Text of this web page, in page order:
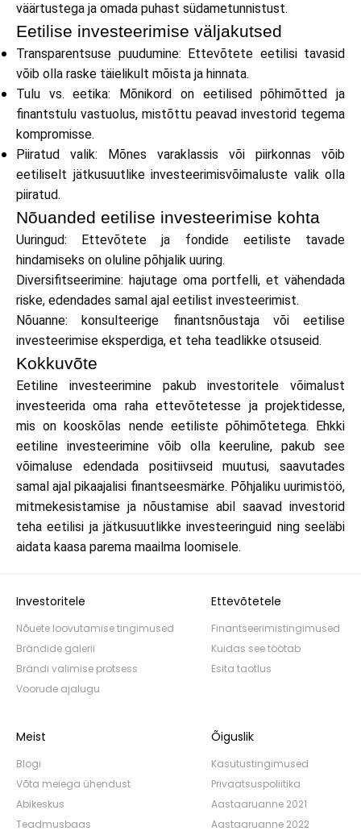
ask@scrambleup.com
+372 712 2955
väärtustega ja omada puhast südametunnistust.
Eetilise investeerimise väljakutsed
Transparentsuse puudumine: Ettevõtete eetilisi tavasid
võib olla raske täielikult mõista ja hinnata.
Tulu vs. eetika: Mõnikord on eetilised põhimõtted ja
finantstulu vastuolus, mistõttu peavad investorid tegema
kompromisse.
Piiratud valik: Mõnes varaklassis või piirkonnas võib
eetiliselt jätkusuutlike investeerimisvõimaluste valik olla
piiratud.
Nõuanded eetilise investeerimise kohta
Uuringud: Ettevõtete ja fondide eetiliste tavade
hindamiseks on oluline põhjalik uuring.
Diversifitseerimine: hajutage oma portfelli, et vähendada
riske, edendades samal ajal eetilist investeerimist.
Nõuanne: konsulteerige finantsnõustaja või eetilise
investeerimise eksperdiga, et teha teadlikke otsuseid.
Kokkuvõte
Eetiline investeerimine pakub investoritele võimalust
investeerida oma raha ettevõtetesse ja projektidesse,
mis on kooskõlas nende eetiliste põhimõtetega. Ehkki
eetiline investeerimine võib olla keeruline, pakub see
võimaluse edendada positiivseid muutusi, saavutades
samal ajal pikaajalisi finantseesmärke. Põhjaliku uurimistöö,
mitmekesistamise ja nõustamise abil saavad investorid
teha eetilisi ja jätkusuutlikke investeeringuid ning seeläbi
aidata kaasa parema maailma loomisele.
Investoritele
Nõuete loovutamise tingimused
Brändide galerii
Brändi valimise protsess
Voorude ajalugu
Ettevõtetele
Finantseerimistingimused
Kuidas see töötab
Esita taotlus
Meist
Blogi
Võta meiega ühendust
Abikeskus
Teadmusbaas
Õiguslik
Kasutustingimused
Privaatsuspoliitika
Aastaaruanne 2021
Aastaaruanne 2022